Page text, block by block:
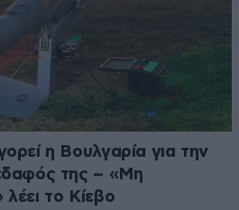
η Βουλγαρία για την
της – «Μη
το Κίεβο